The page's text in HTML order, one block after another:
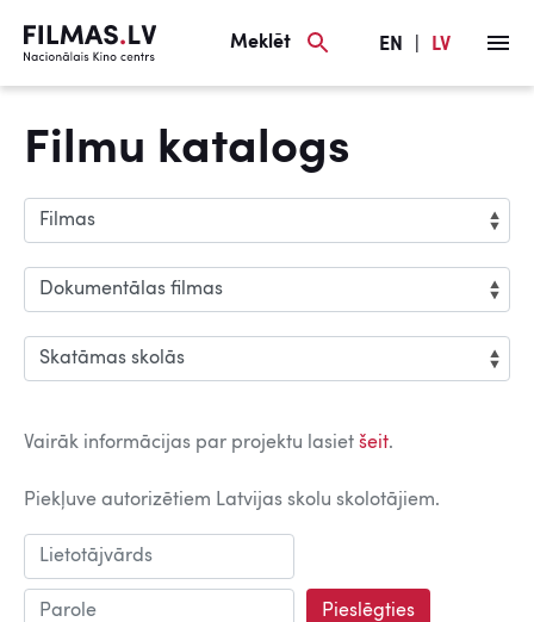
Meklēt EN LV
Filmu katalogs
Vairāk informācijas par projektu lasiet šeit.
Piekļuve autorizētiem Latvijas skolu skolotājiem.
Lietotājvārds
Parole Pieslēgties